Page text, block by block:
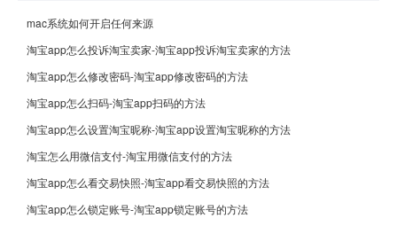
mac系统如何开启任何来源
淘宝app怎么投诉淘宝卖家-淘宝app投诉淘宝卖家的方法
淘宝app怎么修改密码-淘宝app修改密码的方法
淘宝app怎么扫码-淘宝app扫码的方法
淘宝app怎么设置淘宝昵称-淘宝app设置淘宝昵称的方法
淘宝怎么用微信支付-淘宝用微信支付的方法
淘宝app怎么看交易快照-淘宝app看交易快照的方法
淘宝app怎么锁定账号-淘宝app锁定账号的方法